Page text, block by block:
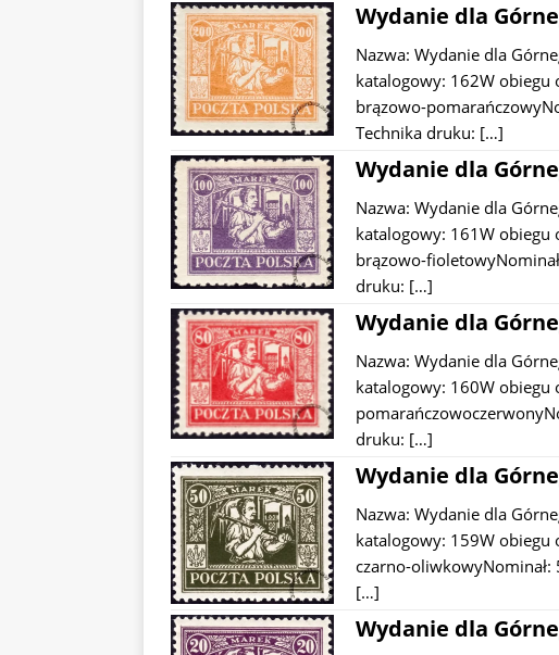
Wydanie dla
Nazwa: Wydanie dla
katalogowy: 162W obiegu
brązowo-
Technika druku: […]
Wydanie dla
Nazwa: Wydanie dla
katalogowy: 161W obiegu
brązowo-
druku: […]
Wydanie dla
Nazwa: Wydanie dla
katalogowy: 160W obiegu
druku: […]
Wydanie dla
Nazwa: Wydanie dla
katalogowy: 159W obiegu
czarno-oliwkowyNominał:
[…]
Wydanie dla